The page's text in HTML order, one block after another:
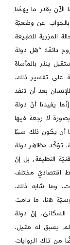
بقدر ما يهمّنا
عن وضعيّة
المزرية للطبيعة
دائمًا: “هل دولة
ينذر بالمأساة
على تفسير ذلك.
بعد أن تنفد
يفيدنا أنّ دولة
لا رجعة فيها
أن يكون ذلك سببًا
تؤكّد مظاهر دولة
النظيفة, بل إنّ
اقتصاديّ مختلف
وما شابه ذلك.
هنا، ما دامت
إنّ دولة
يسبق له مثيل.
من تلك الروايات